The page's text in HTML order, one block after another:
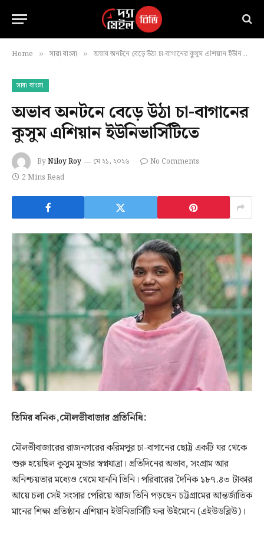
Home » সারা বাংলা » অভাব অনটনে বেড়ে উঠা চা-বাগানের কুসুম এশিয়ান ইউনিভার্সিটিতে
সারা বাংলা
অভাব অনটনে বেড়ে উঠা চা-বাগানের
কুসুম এশিয়ান ইউনিভার্সিটিতে
ByNiloy Roy মে ২১, ২০২৬
No Comments
2 Mins Read
তিমির বনিক,মৌলভীবাজার প্রতিনিধি:
মৌলভীবাজারের রাজনগরের করিমপুর চা-বাগানের ছোট্ট একটি ঘর থেকে
শুরু হয়েছিল কুসুম মুন্ডার স্বপ্নযাত্রা। প্রতিদিনের অভাব, সংগ্রাম আর
অনিশ্চয়তার মধ্যেও থেমে যাননি তিনি। পরিবারের দৈনিক ১৮৭.৪৩ টাকার
আয়ে চলা সেই সংসার পেরিয়ে আজ তিনি পড়ছেন চট্টগ্রামের আন্তর্জাতিক
মানের শিক্ষা প্রতিষ্ঠান এশিয়ান ইউনিভার্সিটি ফর উইমেনে (এইউডব্লিউ)।